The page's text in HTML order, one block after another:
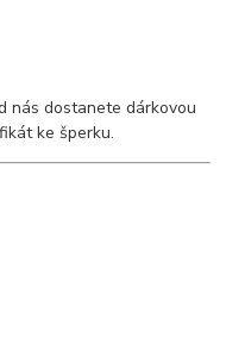
nás dostanete dárkovou
ke šperku.